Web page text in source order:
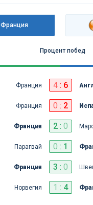
Франция
Процент побед
Франция 4: 6
Франция 0 : 2
Франция 2: 0
Парагвай 0 : 1
Франция 3 : 0
Норвегия 1 : 4